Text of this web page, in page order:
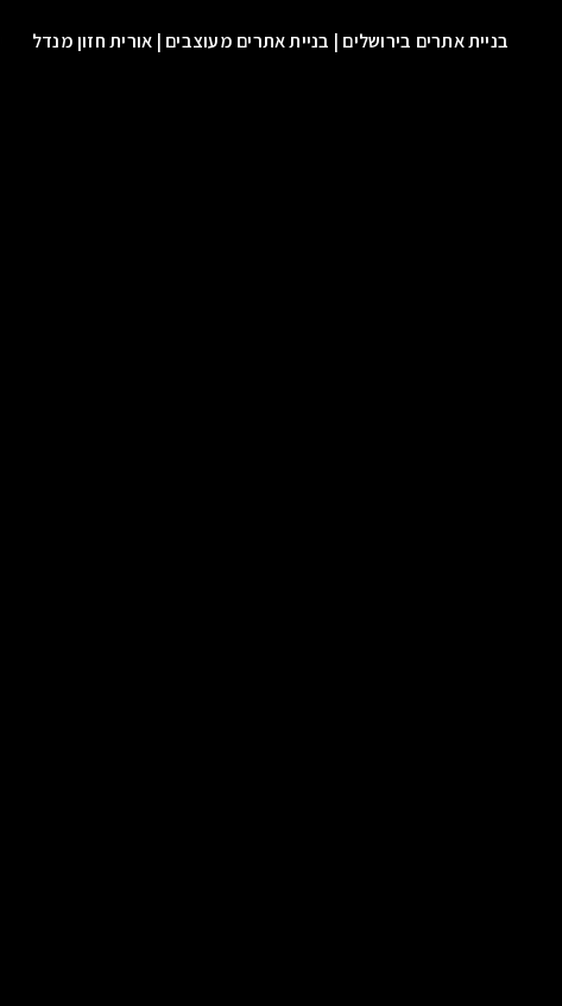
בניית אתרים בירושלים | בניית אתרים מעוצבים | אורית חזון מנדל